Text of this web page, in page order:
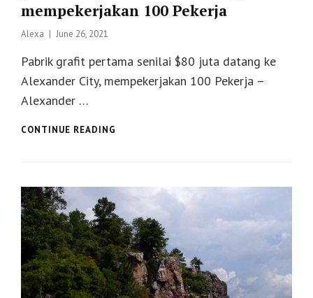
mempekerjakan 100 Pekerja
Alexa
Posted
June 26, 2021
Pabrik grafit pertama senilai $80 juta datang ke
Alexander City, mempekerjakan 100 Pekerja –
Alexander …
CONTINUE READING
JUTA
DATANG
KE
ALEXANDER
CITY,
MEMPEKERJAKAN
100
PEKERJA